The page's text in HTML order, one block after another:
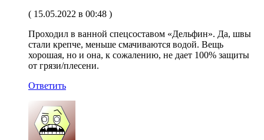
( 15.05.2022 в 00:48 )
Проходил в ванной спецсоставом «Дельфин». Да, швы
стали крепче, меньше смачиваются водой. Вещь
хорошая, но и она, к сожалению, не дает 100% защиты
от грязи/плесени.
Ответить